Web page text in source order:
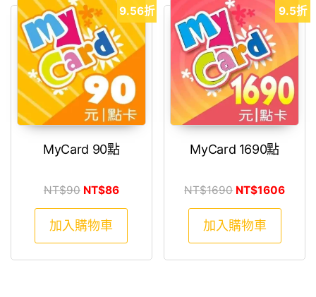
9.56折
MyCard 90點
NT$90 原始價格：NT$90。
NT$86目前價格：NT$86。
加入購物車
9.5折
MyCard 1690點
NT$1690 原始價格：
NT$1606目前
加入購物車